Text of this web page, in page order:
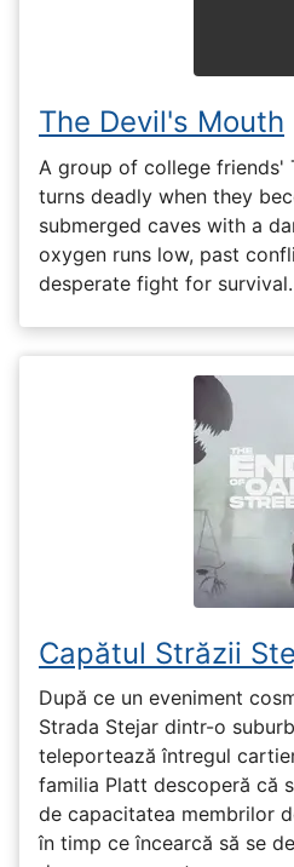
The Devil's Mouth
A group of college friends'
turns deadly when they
submerged caves with a
oxygen runs low, past
desperate fight for survival.
Capătul Străzii
După ce un eveniment
Strada Stejar dintr-o
teleportează întregul
familia Platt descoperă că
de capacitatea membrilor
în timp ce încearcă să se